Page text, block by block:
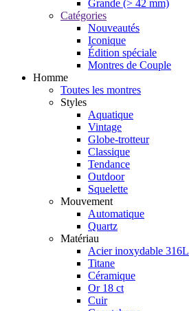
Grande (> 42 mm)
Catégories
Nouveautés
Iconique
Édition spéciale
Montres de Couple
Homme
Toutes les montres
Styles
Aquatique
Vintage
Globe-trotteur
Classique
Tendance
Outdoor
Squelette
Mouvement
Automatique
Quartz
Matériau
Acier inoxydable 316L
Titane
Céramique
Or 18 ct
Cuir